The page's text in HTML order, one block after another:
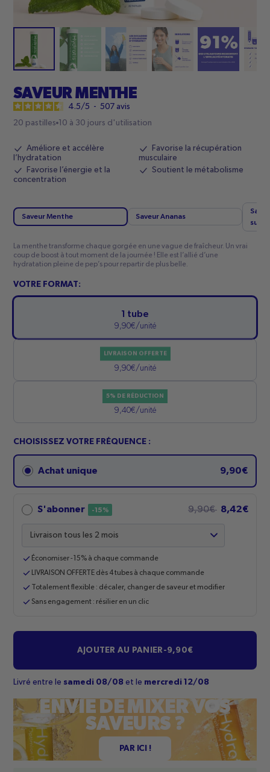
SAVEUR MENTHE
4.5/5 - 507 avis
20 pastilles 10 à 30 jours d'utilisation
Améliore et accélère
l’hydratation
Favorise la récupération
musculaire
Favorise l’énergie et la
concentration
Soutient le métabolisme
Saveur Ananas
Saveur Menthe
La menthe transforme chaque gorgée en une vague de fraîcheur. Un vrai
coup de boost à tout moment de la journée ! Elle est l’allié d’une
hydratation pleine de pep’s pour repartir de plus belle.
VOTRE FORMAT:
1 tube
9,90€/unité
LIVRAISON OFFERTE
4 tubes
9,90€/unité
5% DE RÉDUCTION
6 tubes
9,40€/unité
CHOISISSEZ VOTRE FRÉQUENCE :
Achat unique 9,90€
S'abonner -15% 9,90€ 8,42€
Fréquence de livraison
Économiser -15% à chaque commande
LIVRAISON OFFERTE dès 4 tubes à chaque commande
Totalement flexible : décaler, changer de saveur et modifier
Sans engagement : résilier en un clic
AJOUTER AU PANIER -9,90€
Livré entre le samedi 08/08 et le mercredi 12/08
ENVIE DE MIXER VOS
SAVEURS ?
PAR ICI !